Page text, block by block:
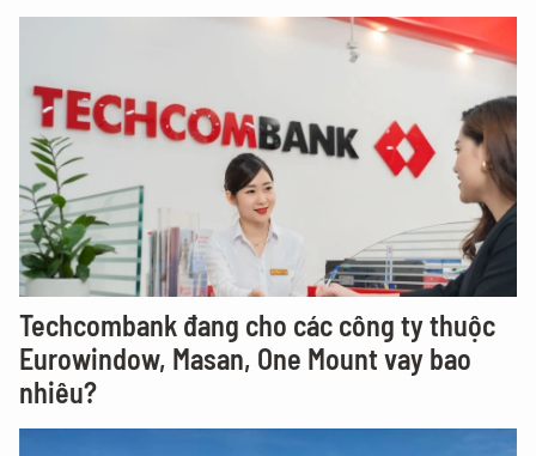
Techcombank đang cho các công ty thuộc
Eurowindow, Masan, One Mount vay bao
nhiêu?